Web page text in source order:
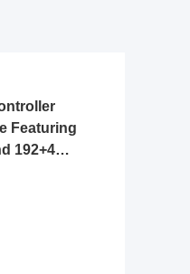
Featuring
192+4KB